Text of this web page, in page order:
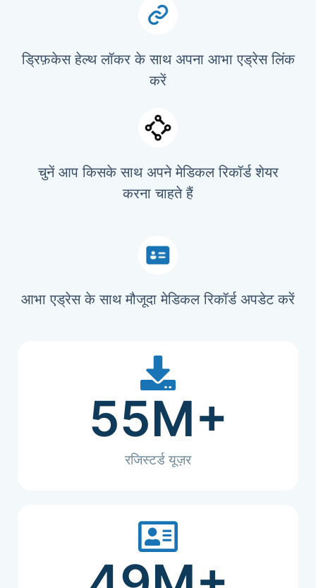
ड्रिफ़केस हेल्थ लॉकर के साथ अपना आभा एड्रेस लिंक
करें
चुनें आप किसके साथ अपने मेडिकल रिकॉर्ड शेयर
करना चाहते हैं
आभा एड्रेस के साथ मौजूदा मेडिकल रिकॉर्ड अपडेट करें
55M+
रजिस्टर्ड यूज़र